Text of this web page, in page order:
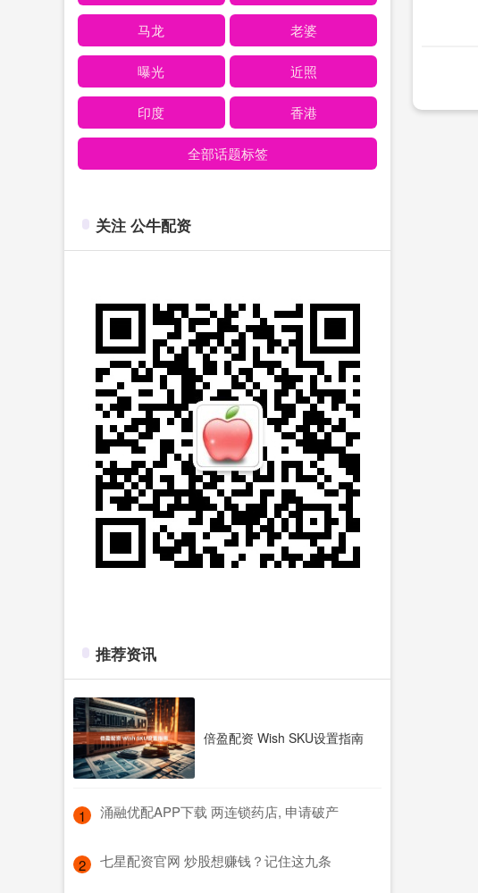
马龙 老婆
曝光 近照
印度 香港
全部话题标签
关注 公牛配资
推荐资讯
倍盈配资 Wish SKU设置指南
1 ​涌融优配APP下载 两连锁药店, 申请破产
2 ​七星配资官网 炒股想赚钱？记住这九条